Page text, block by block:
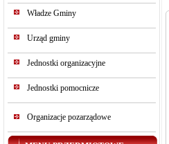
Władze Gminy
Urząd gminy
Jednostki organizacyjne
Jednostki pomocnicze
Organizacje pozarządowe